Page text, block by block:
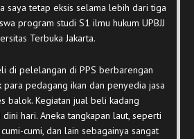
saya tetap eksis selama lebih dari tiga
program studi S1 ilmu hukum UPBJJ
Terbuka Jakarta.
di pelelangan di PPS berbarengan
para pedagang ikan dan penyedia jasa
balok. Kegiatan jual beli kadang
hari. Aneka tangkapan laut, seperti
cumi, dan lain sebagainya sangat